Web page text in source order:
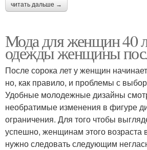
читать дальше →
Мода для женщин 40
одежды женщины
После сорока лет у женщин
но, как правило, и проблемы с
Удобные молодежные дизайны
необратимые изменения в фигуре
ограничения. Для того чтобы
успешно, женщинам этого возраста
нужно следовать следующим